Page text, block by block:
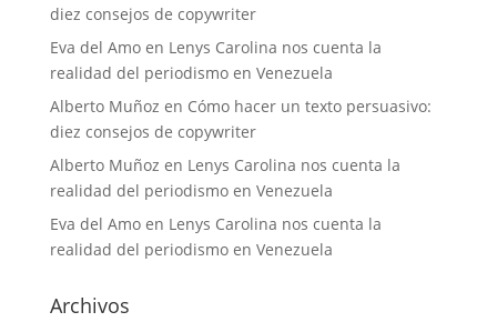
diez consejos de copywriter
Eva del Amoen Lenys Carolina nos cuenta la
realidad del periodismo en Venezuela
Alberto Muñoz en Cómo hacer un texto persuasivo:
diez consejos de copywriter
Alberto Muñoz en Lenys Carolina nos cuenta la
realidad del periodismo en Venezuela
Eva del Amoen Lenys Carolina nos cuenta la
realidad del periodismo en Venezuela
Archivos